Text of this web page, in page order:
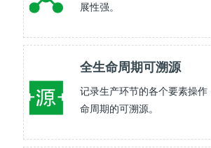
展性强。
全生命周期可溯源
记录生产环节的各个要素操
命周期的可溯源。